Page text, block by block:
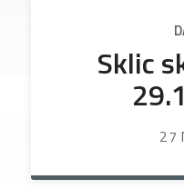
Sklic
27